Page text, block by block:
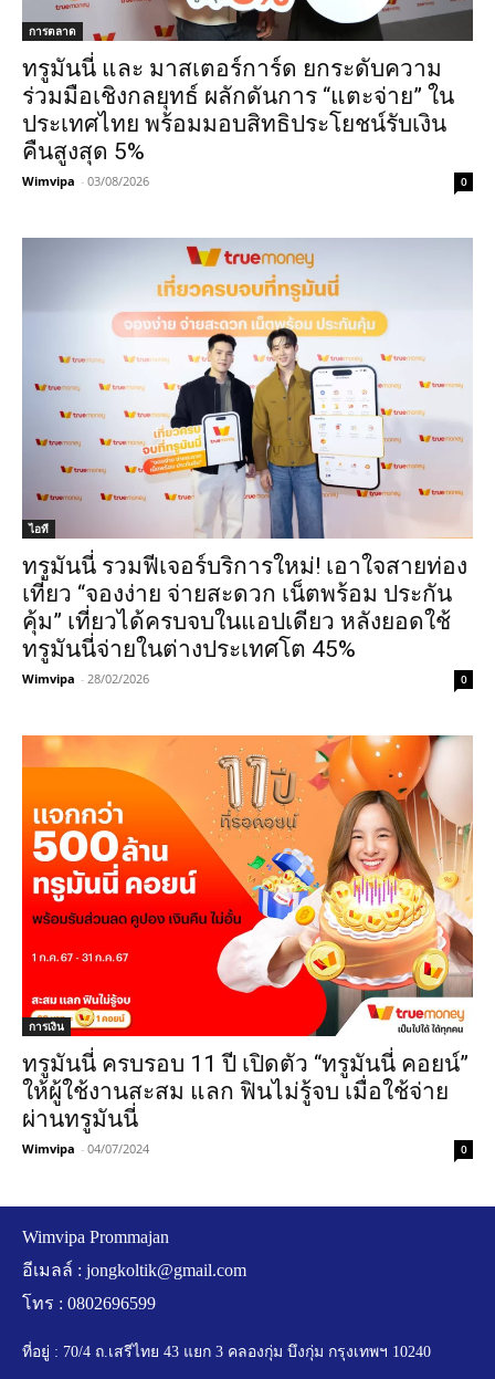
การตลาด
ทรูมันนี่ และ มาสเตอร์การ์ด ยกระดับความ
ร่วมมือเชิงกลยุทธ์ ผลักดันการ “แตะจ่าย” ใน
ประเทศไทย พร้อมมอบสิทธิประโยชน์รับเงิน
คืนสูงสุด 5%
Wimvipa - 03/08/2026 0
ไอที
ทรูมันนี่ รวมฟีเจอร์บริการใหม่! เอาใจสายท่อง
เที่ยว “จองง่าย จ่ายสะดวก เน็ตพร้อม ประกัน
คุ้ม” เที่ยวได้ครบจบในแอปเดียว หลังยอดใช้
ทรูมันนี่จ่ายในต่างประเทศโต 45%
Wimvipa - 28/02/2026 0
การเงิน
ทรูมันนี่ ครบรอบ 11 ปี เปิดตัว “ทรูมันนี่ คอยน์”
ให้ผู้ใช้งานสะสม แลก ฟินไม่รู้จบ เมื่อใช้จ่าย
ผ่านทรูมันนี่
Wimvipa - 04/07/2024 0
Wimvipa Prommajan
อีเมลล์ : jongkoltik@gmail.com
โทร : 0802696599
ที่อยู่ : 70/4 ถ.เสรีไทย 43 แยก 3 คลองกุ่ม บึงกุ่ม กรุงเทพฯ 10240